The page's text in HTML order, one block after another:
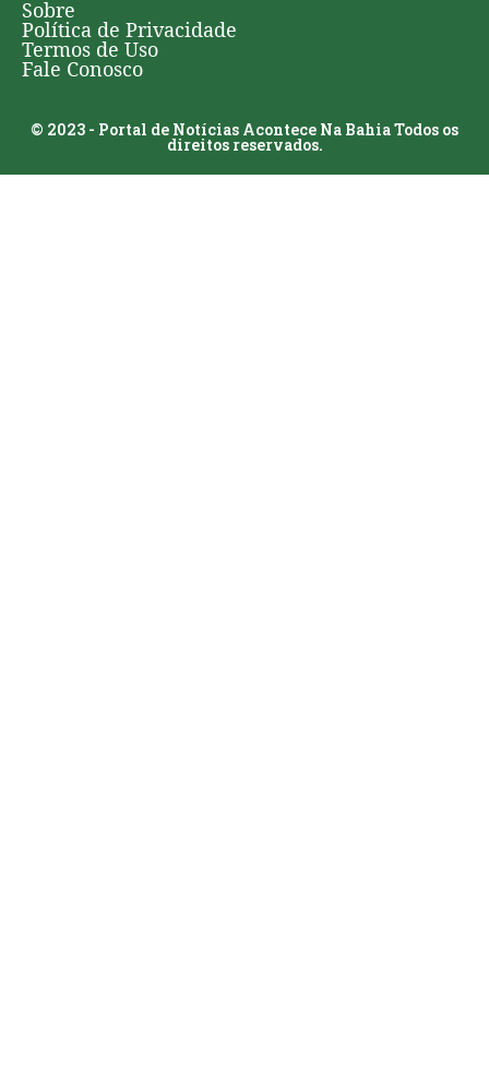
Sobre
Política de Privacidade
Termos de Uso
Fale Conosco
© 2023 - Portal de Notícias Acontece Na Bahia Todos os
direitos reservados.